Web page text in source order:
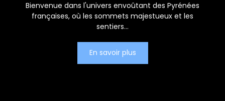
Bienvenue dans l'univers envoûtant des Pyrénées
françaises, où les sommets majestueux et les
sentiers...
En savoir plus